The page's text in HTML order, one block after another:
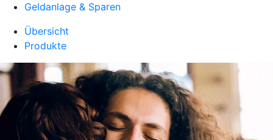
Geldanlage & Sparen
Übersicht
Produkte